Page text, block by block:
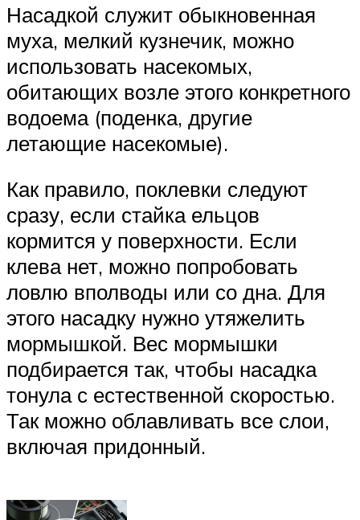
Насадкой служит обыкновенная
муха, мелкий кузнечик, можно
использовать насекомых,
обитающих возле этого конкретного
водоема (поденка, другие
летающие насекомые).
Как правило, поклевки следуют
сразу, если стайка ельцов
кормится у поверхности. Если
клева нет, можно попробовать
ловлю вполводы или со дна. Для
этого насадку нужно утяжелить
мормышкой. Вес мормышки
подбирается так, чтобы насадка
тонула с естественной скоростью.
Так можно облавливать все слои,
включая придонный.